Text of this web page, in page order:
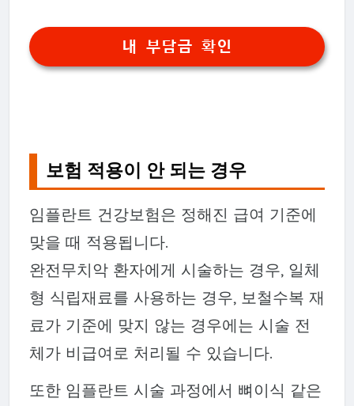
내 부담금 확인
보험 적용이 안 되는 경우
임플란트 건강보험은 정해진 급여 기준에
맞을 때 적용됩니다.
완전무치악 환자에게 시술하는 경우, 일체
형 식립재료를 사용하는 경우, 보철수복 재
료가 기준에 맞지 않는 경우에는 시술 전
체가 비급여로 처리될 수 있습니다.
또한 임플란트 시술 과정에서 뼈이식 같은